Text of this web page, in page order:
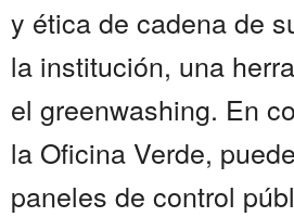
y ética de cadena de
la institución, una
el greenwashing. En
la Oficina Verde,
paneles de control